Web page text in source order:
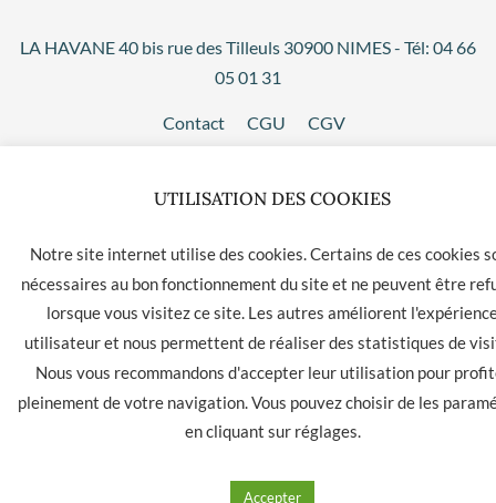
LA HAVANE 40 bis rue des Tilleuls 30900 NIMES - Tél: 04 66
05 01 31
Contact CGU CGV
UTILISATION DES COOKIES
Notre site internet utilise des cookies. Certains de ces cookies
nécessaires au bon fonctionnement du site et ne peuvent être
lorsque vous visitez ce site. Les autres améliorent
utilisateur et nous permettent de réaliser des statistiques de
Nous vous recommandons d'accepter leur utilisation pour
pleinement de votre navigation. Vous pouvez choisir de les
en cliquant sur réglages.
Accepter